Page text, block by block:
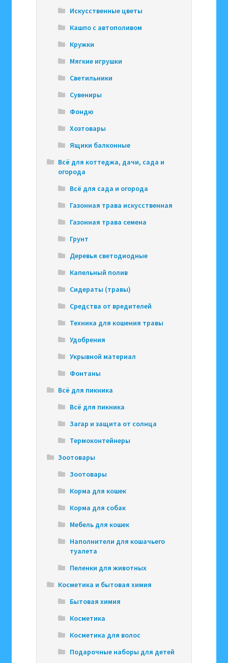
Искусственные цветы
Кашпо с автополивом
Кружки
Мягкие игрушки
Светильники
Сувениры
Фондю
Хозтовары
Ящики балконные
Всё для коттеджа, дачи, сада и
огорода
Всё для сада и огорода
Газонная трава искусственная
Газонная трава семена
Грунт
Деревья светодиодные
Капельный полив
Сидераты (травы)
Средства от вредителей
Техника для кошения травы
Удобрения
Укрывной материал
Фонтаны
Всё для пикника
Всё для пикника
Загар и защита от солнца
Термоконтейнеры
Зоотовары
Зоотовары
Корма для кошек
Корма для собак
Мебель для кошек
Наполнители для кошачьего
туалета
Пеленки для животных
Косметика и бытовая химия
Бытовая химия
Косметика
Косметика для волос
Подарочные наборы для детей